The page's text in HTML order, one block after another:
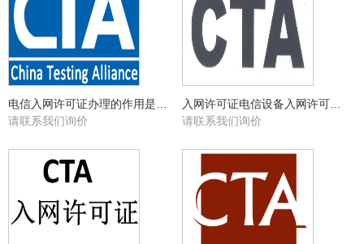
请联系我们询价
请联系我们询价